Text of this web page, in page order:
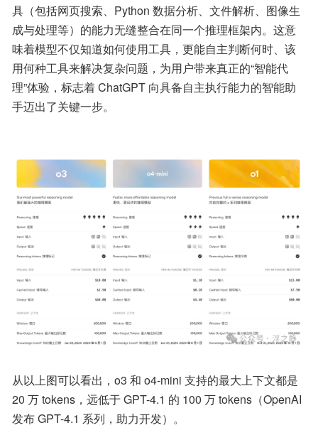
具（包括网页搜索、Python 数据分析、文件解析、图像生
成与处理等）的能力无缝整合在同一个推理框架内。这意
味着模型不仅知道如何使用工具，更能自主判断何时、该
用何种工具来解决复杂问题，为用户带来真正的“智能代
理”体验，标志着 ChatGPT 向具备自主执行能力的智能助
手迈出了关键一步。
从以上图可以看出，o3 和 o4-mini 支持的最大上下文都是
20 万 tokens，远低于 GPT-4.1 的 100 万 tokens（OpenAI
发布 GPT-4.1 系列，助力开发）。